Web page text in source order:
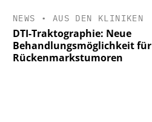
NEWS • AUS DEN KLINIKEN
DTI-Traktographie: Neue
Behandlungsmöglichkeit für
Rückenmarkstumoren